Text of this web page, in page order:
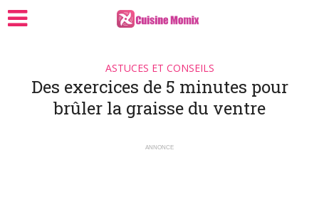
ASTUCES ET CONSEILS
Des exercices de 5 minutes pour
brûler la graisse du ventre
ANNONCE